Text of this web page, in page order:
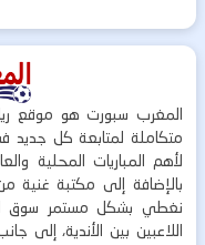
المغرب سبورت هو موقع
متكاملة لمتابعة كل جديد
لأهم المباريات المحلية
بالإضافة إلى مكتبة غنية
نغطي بشكل مستمر سوق
اللاعبين بين الأندية، إلى